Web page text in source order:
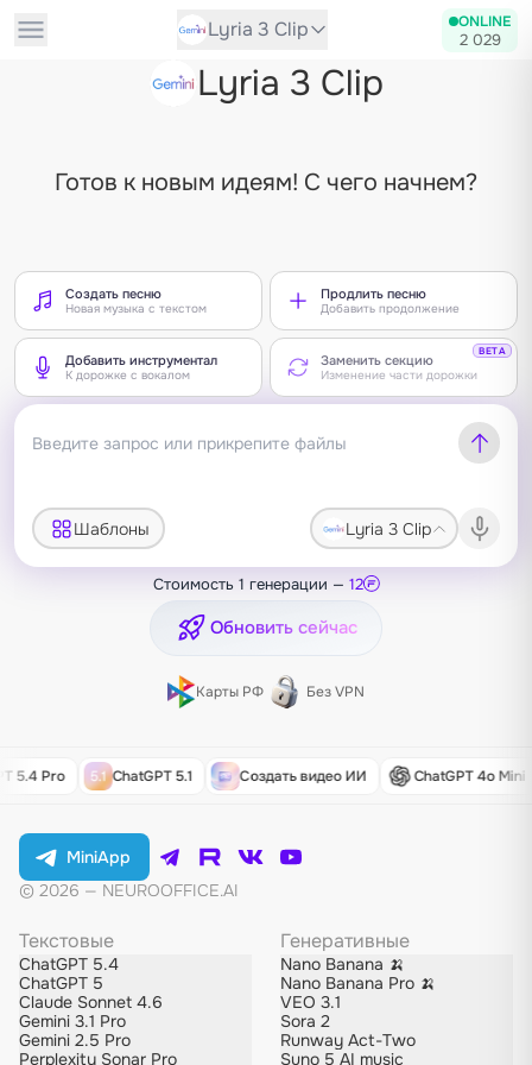
Lyria 3 Clip ONLINE
2 029
Lyria 3 Clip
Готов к новым идеям! С чего начнем?
Создать песню
Новая музыка с текстом
Продлить песню
Добавить продолжение
Добавить инструментал
К дорожке с вокалом
Заменить секцию
Изменение части дорожки
BETA
Шаблоны Lyria 3 Clip
Стоимость 1 генерации — 12
Обновить сейчас
Карты РФ Без VPN
Pro ChatGPT 5.1 Создать видео ИИ ChatGPT 4o Mini
MiniApp
© 2026 — NEUROOFFICE.AI
Текстовые
ChatGPT 5.4
ChatGPT 5
Claude Sonnet 4.6
Gemini 3.1 Pro
Gemini 2.5 Pro
Perplexity Sonar Pro
Генеративные
Nano Banana 🍌
Nano Banana Pro 🍌
VEO 3.1
Sora 2
Runway Act-Two
Suno 5 AI music